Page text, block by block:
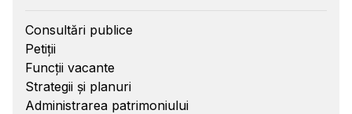
Consultări publice
Petiții
Funcții vacante
Strategii și planuri
Administrarea patrimoniului